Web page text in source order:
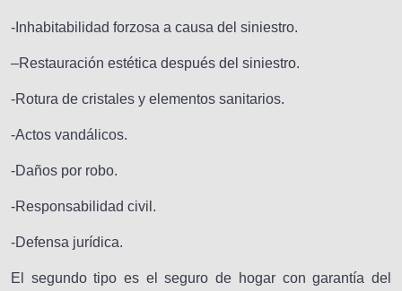
-Inhabitabilidad forzosa a causa del siniestro.
–Restauración estética después del siniestro.
-Rotura de cristales y elementos sanitarios.
-Actos vandálicos.
-Daños por robo.
-Responsabilidad civil.
-Defensa jurídica.
El segundo tipo es el seguro de hogar con garantía del